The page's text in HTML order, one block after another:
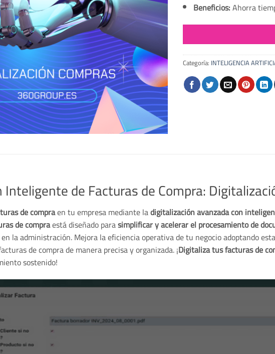
Beneficios:Ahorra
Categoría: INTELIGENCIA
de Facturas de Compra:
de compraen tu empresa mediante ladigitalización avanzada con
de compraestá diseñado parasimplificar y acelerar el procesamiento de
la administración. Mejora la eficiencia operativa de tu negocio adoptando esta
de compra de manera precisa y organizada. ¡Digitaliza tus facturas de
sostenido!